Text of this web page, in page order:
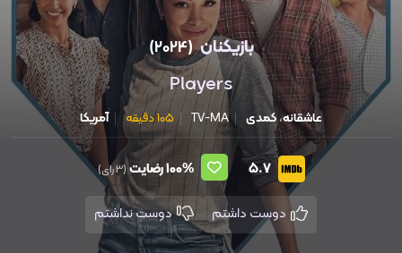
بازیکنان(2024)
Players
عاشقانه،کمدی TV-MA 105 دقیقه آمریکا
5.7
100%رضایت(3 رای)
دوست نداشتم